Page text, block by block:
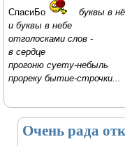
СпасиБо
буквы в
и буквы в небе
отголосками слов -
в сердце
прогоню суету-небыль
прореку бытие-строчки...
Очень рада